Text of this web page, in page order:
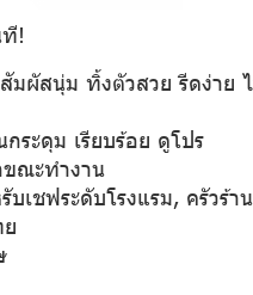
!
มผัสนุ่ม ทิ้งตัวสวย รีดง่าย
ระดุม เรียบร้อย ดูโปร
ณะทำงาน
เชฟระดับโรงแรม, ครัวร้